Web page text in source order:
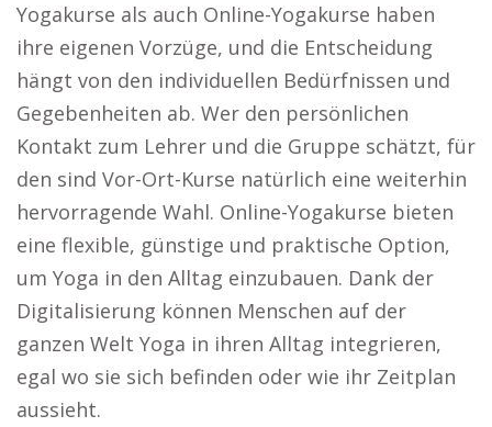
Yogakurse als auch Online-Yogakurse haben
ihre eigenen Vorzüge, und die Entscheidung
hängt von den individuellen Bedürfnissen und
Gegebenheiten ab. Wer den persönlichen
Kontakt zum Lehrer und die Gruppe schätzt, für
den sind Vor-Ort-Kurse natürlich eine weiterhin
hervorragende Wahl. Online-Yogakurse bieten
eine flexible, günstige und praktische Option,
um Yoga in den Alltag einzubauen. Dank der
Digitalisierung können Menschen auf der
ganzen Welt Yoga in ihren Alltag integrieren,
egal wo sie sich befinden oder wie ihr Zeitplan
aussieht.